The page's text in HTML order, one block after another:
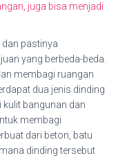
juga bisa menjadi
pastinya
yang berbeda-beda.
membagi ruangan
dua jenis dinding
kulit bangunan dan
membagi
dari beton, batu
dinding tersebut